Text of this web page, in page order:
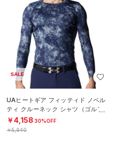
SALE
UAヒートギア フィッティド ノベル
ティ クルーネック シャツ（ゴルフ/
MEN）
￥4,158 30%OFF
￥5,940